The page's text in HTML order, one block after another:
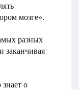
мозге».
разных
заканчивая
о